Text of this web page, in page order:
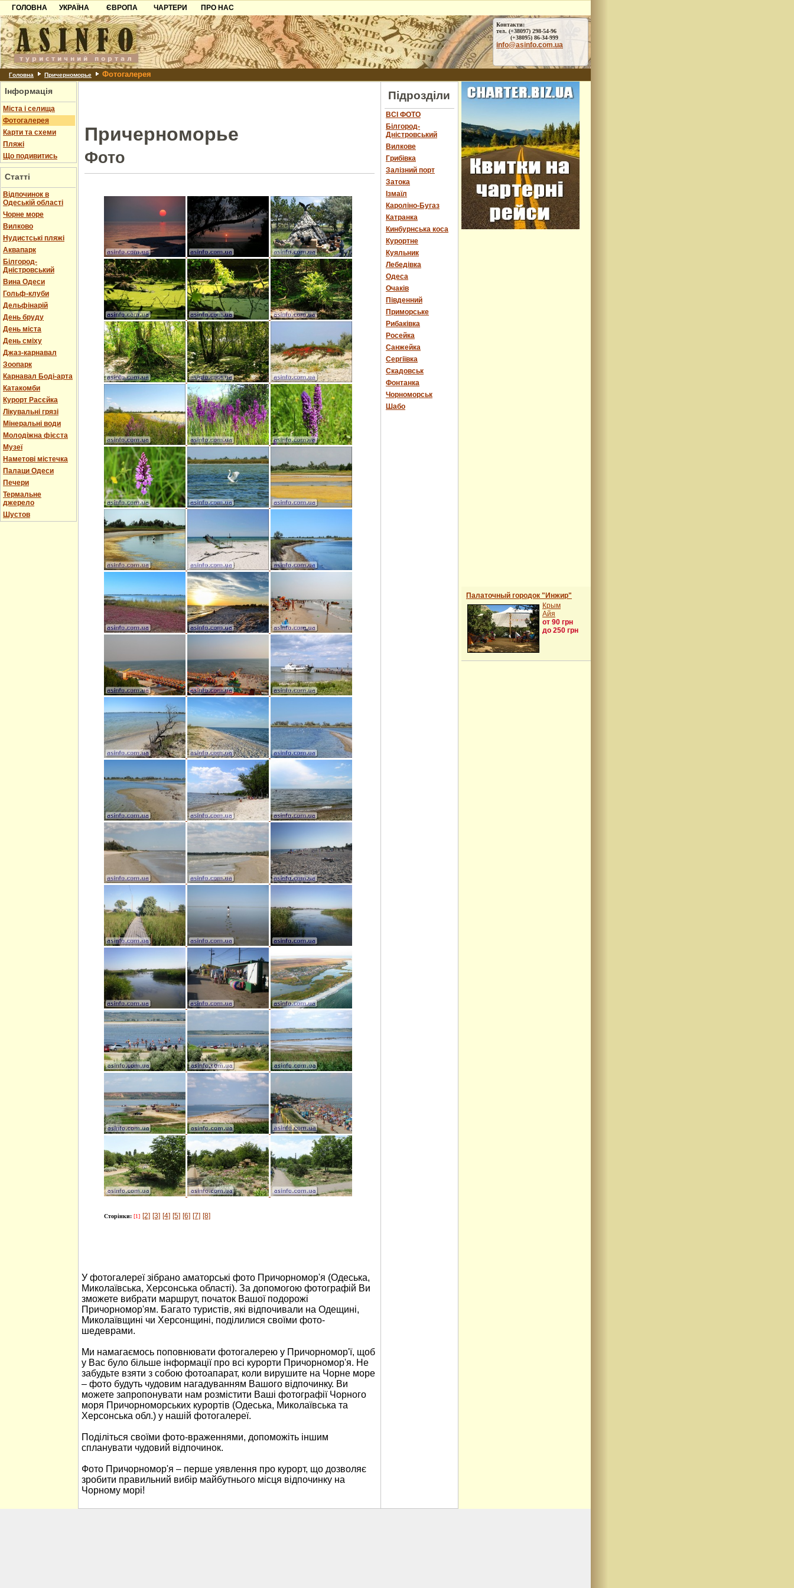
ГОЛОВНА
УКРАЇНА
Карпати
Азов
Причорноморря
Шацьк
ЄВРОПА
Чорногорія
Хорватія
Болгарія
Албанія
ЧАРТЕРИ
ПРО НАС
Контакти
Партнерам
Додати готель
Контакти:
тел. (+38097) 298-54-96
(+38095) 86-34-999
info@asinfo.com.ua
Головна Причерноморье Фотогалерея
Інформація
Міста і селища
Фотогалерея
Карти та схеми
Пляжі
Що подивитись
Статті
Відпочинок в
Одеській області
Чорне море
Вилково
Нудистські пляжі
Аквапарк
Білгород-
Дністровський
Вина Одеси
Гольф-клуби
Дельфінарій
День бруду
День міста
День сміху
Джаз-карнавал
Зоопарк
Карнавал Боді-арта
Катакомби
Курорт Расєйка
Лікувальні грязі
Мінеральні води
Молодіжна фієста
Музеї
Наметові містечка
Палаци Одеси
Печери
Термальне
джерело
Шустов
Причерноморье
Фото
Сторінки: [1] [2] [3] [4] [5] [6] [7] [8]
У фотогалереї зібрано аматорські фото Причорномор'я (Одеська,
Миколаївська, Херсонська області). За допомогою фотографій Ви
зможете вибрати маршрут, початок Вашої подорожі
Причорномор'ям. Багато туристів, які відпочивали на Одещині,
Миколаївщині чи Херсонщині, поділилися своїми фото-
шедеврами.
Ми намагаємось поповнювати фотогалерею у Причорномор'ї, щоб
у Вас було більше інформації про всі курорти Причорномор'я. Не
забудьте взяти з собою фотоапарат, коли вирушите на Чорне море
– фото будуть чудовим нагадуванням Вашого відпочинку. Ви
можете запропонувати нам розмістити Ваші фотографії Чорного
моря Причорноморських курортів (Одеська, Миколаївська та
Херсонська обл.) у нашій фотогалереї.
Поділіться своїми фото-враженнями, допоможіть іншим
спланувати чудовий відпочинок.
Фото Причорномор'я – перше уявлення про курорт, що дозволяє
зробити правильний вибір майбутнього місця відпочинку на
Чорному морі!
Підрозділи
ВСІ ФОТО
Білгород-
Дністровський
Вилкове
Грибівка
Залізний порт
Затока
Ізмаїл
Кароліно-Бугаз
Катранка
Кинбурнська коса
Курортне
Куяльник
Лебедівка
Одеса
Очаків
Південний
Приморське
Рибаківка
Росейка
Санжейка
Сергіївка
Скадовськ
Фонтанка
Чорноморськ
Шабо
Палаточный городок "Инжир"
Крым
Айя
от 90 грн
до 250 грн